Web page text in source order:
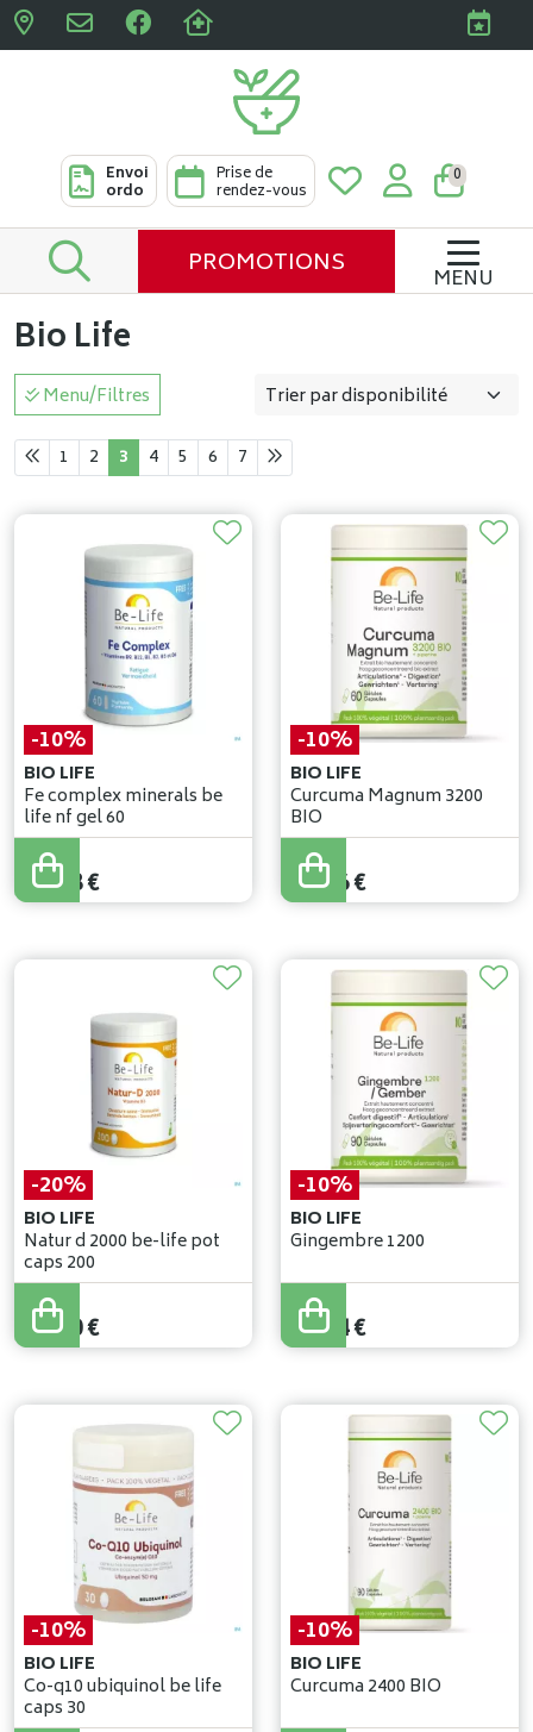
Pharmacies Clabots &
Envoi
ordo
Prise de
rendez-vous
0
PROMOTIONS MENU
Bio Life
Menu/Filtres
1 2 3 4 5 6 7
-10%
BIO LIFE
Fe complex minerals be
life nf gel 60
19,20
17,28€
-10%
BIO LIFE
Curcuma Magnum 3200
BIO
19,40
17,46€
-20%
BIO LIFE
Natur d 2000 be-life pot
caps 200
22,00
17,60€
-10%
BIO LIFE
Gingembre 1200
19,60
17,64€
-10%
BIO LIFE
Co-q10 ubiquinol be life
caps 30
-10%
BIO LIFE
Curcuma 2400 BIO